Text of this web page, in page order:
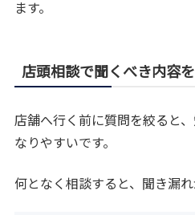
ます。
店頭相談で聞くべき内容
店舗へ行く前に質問を絞ると
なりやすいです。
何となく相談すると、聞き漏れ